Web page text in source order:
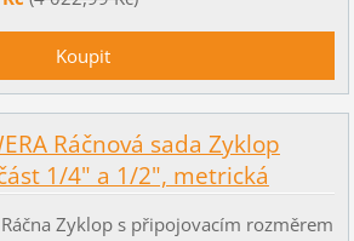
Ráčnová sada Zyklop
1/4" a 1/2", metrická
Ráčna Zyklop s připojovacím rozměrem